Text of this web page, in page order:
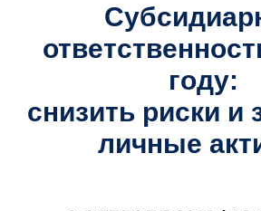
году:
снизить риски и
личные